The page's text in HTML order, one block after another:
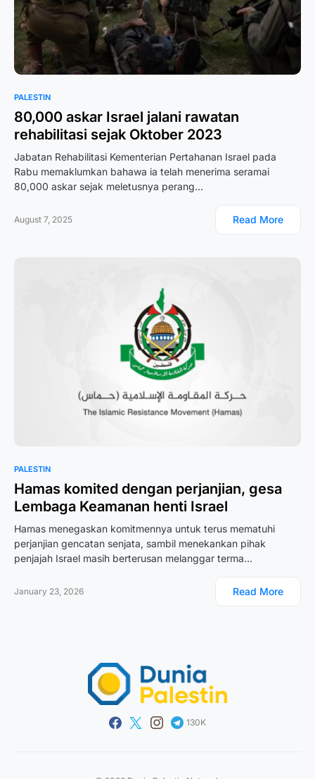
PALESTIN
80,000 askar Israel jalani rawatan
rehabilitasi sejak Oktober 2023
Jabatan Rehabilitasi Kementerian Pertahanan Israel pada
Rabu memaklumkan bahawa ia telah menerima seramai
80,000 askar sejak meletusnya perang…
August 7, 2025 Read More
PALESTIN
Hamas komited dengan perjanjian, gesa
Lembaga Keamanan henti Israel
Hamas menegaskan komitmennya untuk terus mematuhi
perjanjian gencatan senjata, sambil menekankan pihak
penjajah Israel masih berterusan melanggar terma…
January 23, 2026 Read More
130K